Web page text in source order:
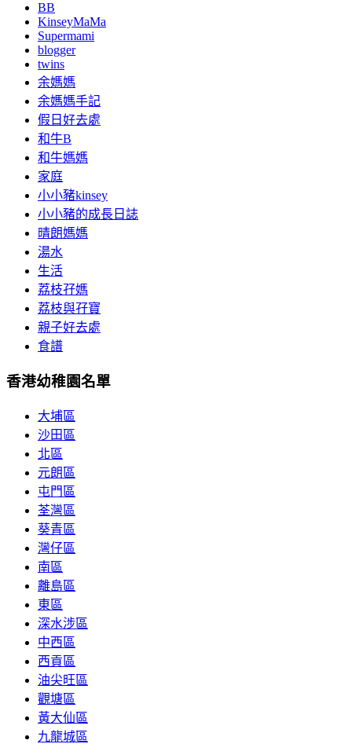
BB
KinseyMaMa
Supermami
blogger
twins
余媽媽
余媽媽手記
假日好去處
和牛B
和牛媽媽
家庭
小小豬kinsey
小小豬的成長日誌
晴朗媽媽
湯水
生活
荔枝孖媽
荔枝與孖寶
親子好去處
食譜
香港幼稚園名單
大埔區
沙田區
北區
元朗區
屯門區
荃灣區
葵青區
灣仔區
南區
離島區
東區
深水涉區
中西區
西貢區
油尖旺區
觀塘區
黃大仙區
九龍城區